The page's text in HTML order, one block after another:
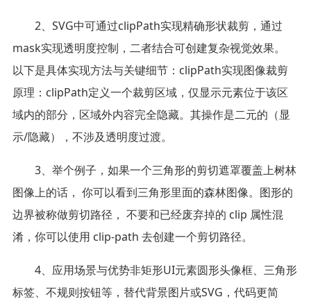
2、SVG中可通过clipPath实现精确形状裁剪，通过
mask实现透明度控制，二者结合可创建复杂视觉效果。
以下是具体实现方法与关键细节：clipPath实现图像裁剪
原理：clipPath定义一个裁剪区域，仅显示元素位于该区
域内的部分，区域外内容完全隐藏。其操作是二元的（显
示/隐藏），不涉及透明度过渡。
3、举个例子，如果一个三角形的剪切遮罩覆盖上树林
图像上的话， 你可以看到三角形里面的森林图像。图形的
边界被称做剪切路径， 不要和已经废弃掉的 clip 属性混
淆，你可以使用 clip-path 去创建一个剪切路径。
4、应用场景与优势非矩形UI元素圆形头像框、三角形
标签、不规则按钮等，替代背景图片或SVG，代码更简